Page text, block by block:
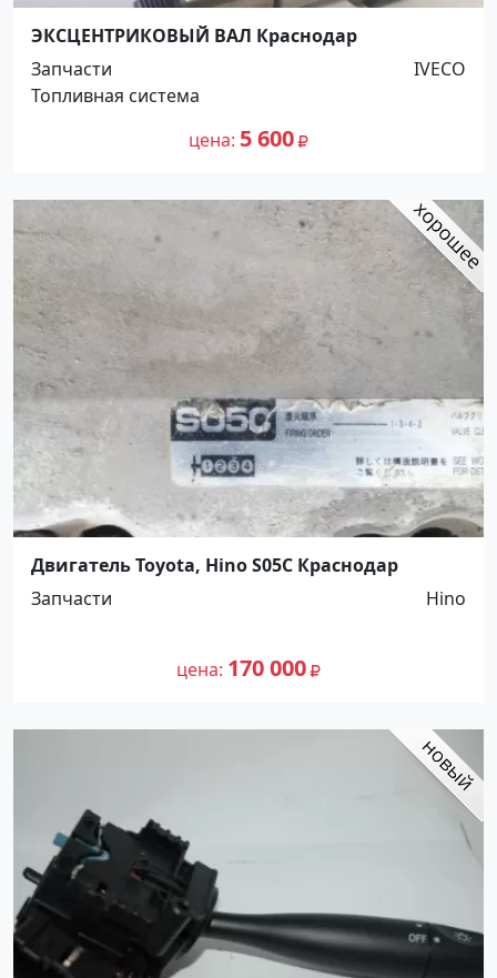
ЭКСЦЕНТРИКОВЫЙ ВАЛ Краснодар
Запчасти
IVECO
Топливная система
цена 5 600
Двигатель Toyota, Hino S05C Краснодар
Запчасти
Hino
цена 170 000